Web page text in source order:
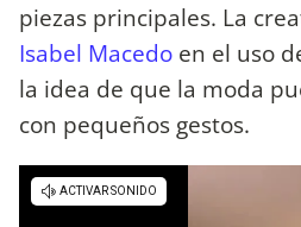
piezas principales. La
Isabel Macedo en el uso
la idea de que la moda
con pequeños gestos.